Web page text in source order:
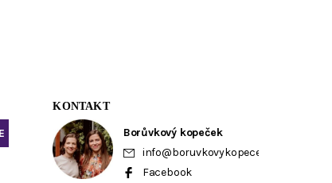
KONTAKT
Borůvkový kopeček
info@boruvkovykopecek.cz
Facebook